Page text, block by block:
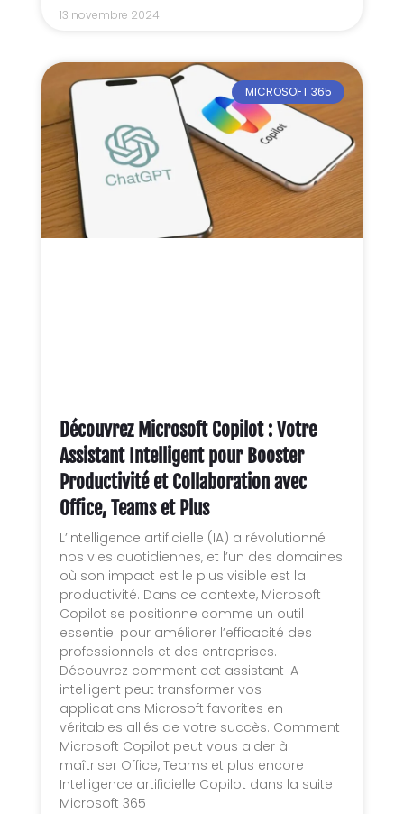
13 novembre 2024
MICROSOFT 365
Découvrez Microsoft Copilot : Votre
Assistant Intelligent pour Booster
Productivité et Collaboration avec
Office, Teams et Plus
L’intelligence artificielle (IA) a révolutionné
nos vies quotidiennes, et l’un des domaines
où son impact est le plus visible est la
productivité. Dans ce contexte, Microsoft
Copilot se positionne comme un outil
essentiel pour améliorer l’efficacité des
professionnels et des entreprises.
Découvrez comment cet assistant IA
intelligent peut transformer vos
applications Microsoft favorites en
véritables alliés de votre succès. Comment
Microsoft Copilot peut vous aider à
maîtriser Office, Teams et plus encore
Intelligence artificielle Copilot dans la suite
Microsoft 365